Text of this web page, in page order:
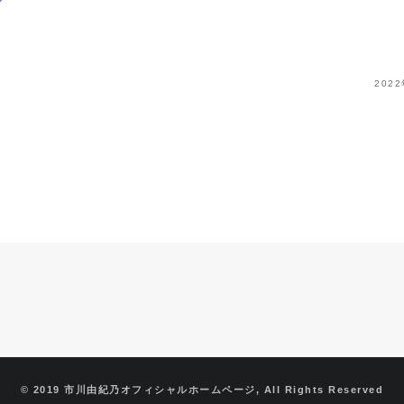
2022
© 2019 市川由紀乃オフィシャルホームページ, All Rights Reserved